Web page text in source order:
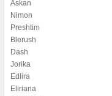
Askan
Nimon
Preshtim
Blerush
Dash
Jorika
Edlira
Eliriana